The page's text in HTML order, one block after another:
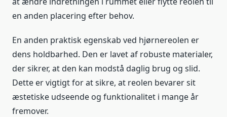
en anden placering efter behov.
En anden praktisk egenskab ved hjørnereolen er
dens holdbarhed. Den er lavet af robuste materialer,
der sikrer, at den kan modstå daglig brug og slid.
Dette er vigtigt for at sikre, at reolen bevarer sit
æstetiske udseende og funktionalitet i mange år
fremover.